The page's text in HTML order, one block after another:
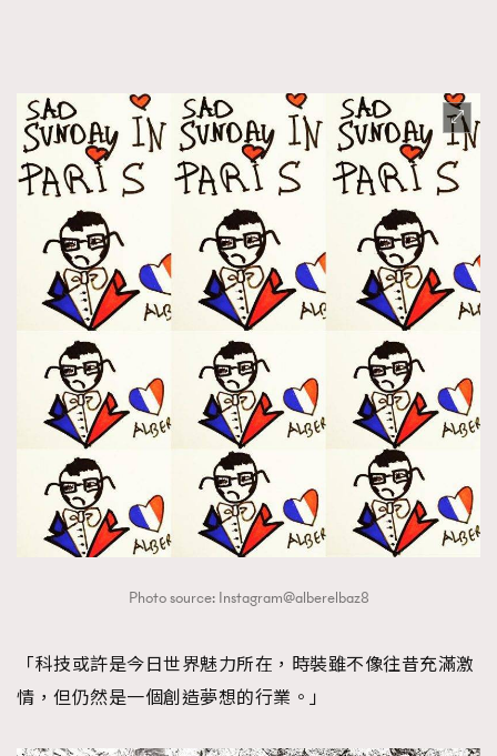
Photo source: Instagram@alberelbaz8
「科技或許是今日世界魅力所在，時裝雖不像往昔充滿激
情，但仍然是一個創造夢想的行業。」